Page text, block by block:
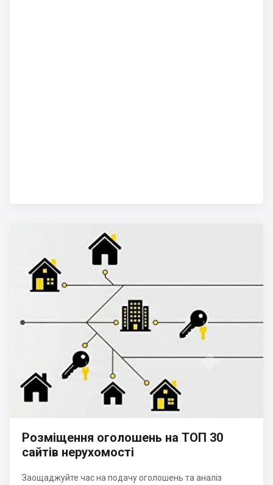
Розміщення оголошень на ТОП 30
сайтів нерухомості
Заощаджуйте час на подачу оголошень та аналіз